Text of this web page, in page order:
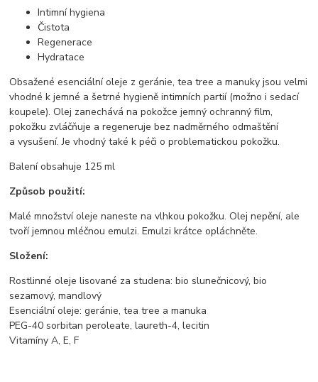
Intimní hygiena
Čistota
Regenerace
Hydratace
Obsažené esenciální oleje z geránie, tea tree a manuky jsou velmi
vhodné k jemné a šetrné hygieně intimních partií (možno i sedací
koupele). Olej zanechává na pokožce jemný ochranný film,
pokožku zvláčňuje a regeneruje bez nadměrného odmaštění
a vysušení. Je vhodný také k péči o problematickou pokožku.
Balení obsahuje 125 ml
Způsob použití:
Malé množství oleje naneste na vlhkou pokožku. Olej nepění, ale
tvoří jemnou mléčnou emulzi. Emulzi krátce opláchněte.
Složení:
Rostlinné oleje lisované za studena: bio slunečnicový, bio
sezamový, mandlový
Esenciální oleje: geránie, tea tree a manuka
PEG-40 sorbitan peroleate, laureth-4, lecitin
Vitamíny A, E, F